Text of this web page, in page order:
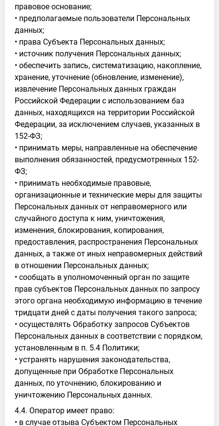
правовое основание;
• предполагаемые пользователи Персональных
данных;
• права Субъекта Персональных данных;
• источник получения Персональных данных;
• обеспечить запись, систематизацию, накопление,
хранение, уточнение (обновление, изменение),
извлечение Персональных данных граждан
Российской Федерации с использованием баз
данных, находящихся на территории Российской
Федерации, за исключением случаев, указанных в
152-ФЗ;
• принимать меры, направленные на обеспечение
выполнения обязанностей, предусмотренных 152-
ФЗ;
• принимать необходимые правовые,
организационные и технические меры для защиты
Персональных данных от неправомерного или
случайного доступа к ним, уничтожения,
изменения, блокирования, копирования,
предоставления, распространения Персональных
данных, а также от иных неправомерных действий
в отношении Персональных данных;
• сообщать в уполномоченный орган по защите
прав субъектов Персональных данных по запросу
этого органа необходимую информацию в течение
тридцати дней с даты получения такого запроса;
• осуществлять Обработку запросов Субъектов
Персональных данных в соответствии с порядком,
установленным в п. 5.4 Политики;
• устранять нарушения законодательства,
допущенные при Обработке Персональных
данных, по уточнению, блокированию и
уничтожению Персональных данных.
4.4. Оператор имеет право:
• в случае отзыва Субъектом Персональных